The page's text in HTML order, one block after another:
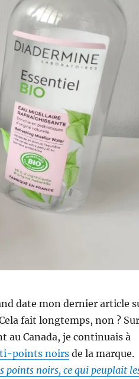
date mon dernier article
fait longtemps, non ?
au Canada, je continuais à
points noirsde la marque.
points noirs, ce qui peuplait